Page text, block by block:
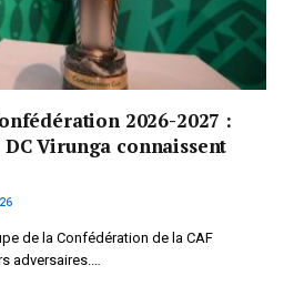
2026-2027 :
Virunga connaissent
de la Confédération de la CAF
adversaires.…